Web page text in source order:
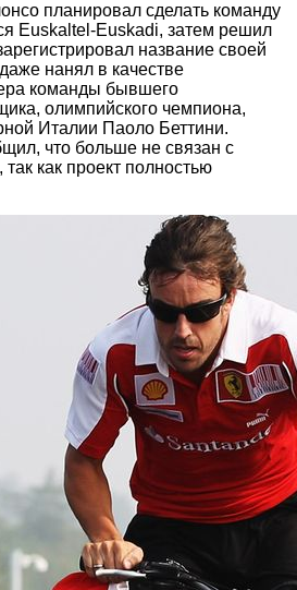
планировал сделать команду
Euskaltel-Euskadi, затем решил
название своей
нанял в качестве
команды бывшего
олимпийского чемпиона,
Италии Паоло Беттини.
что больше не связан с
как проект полностью